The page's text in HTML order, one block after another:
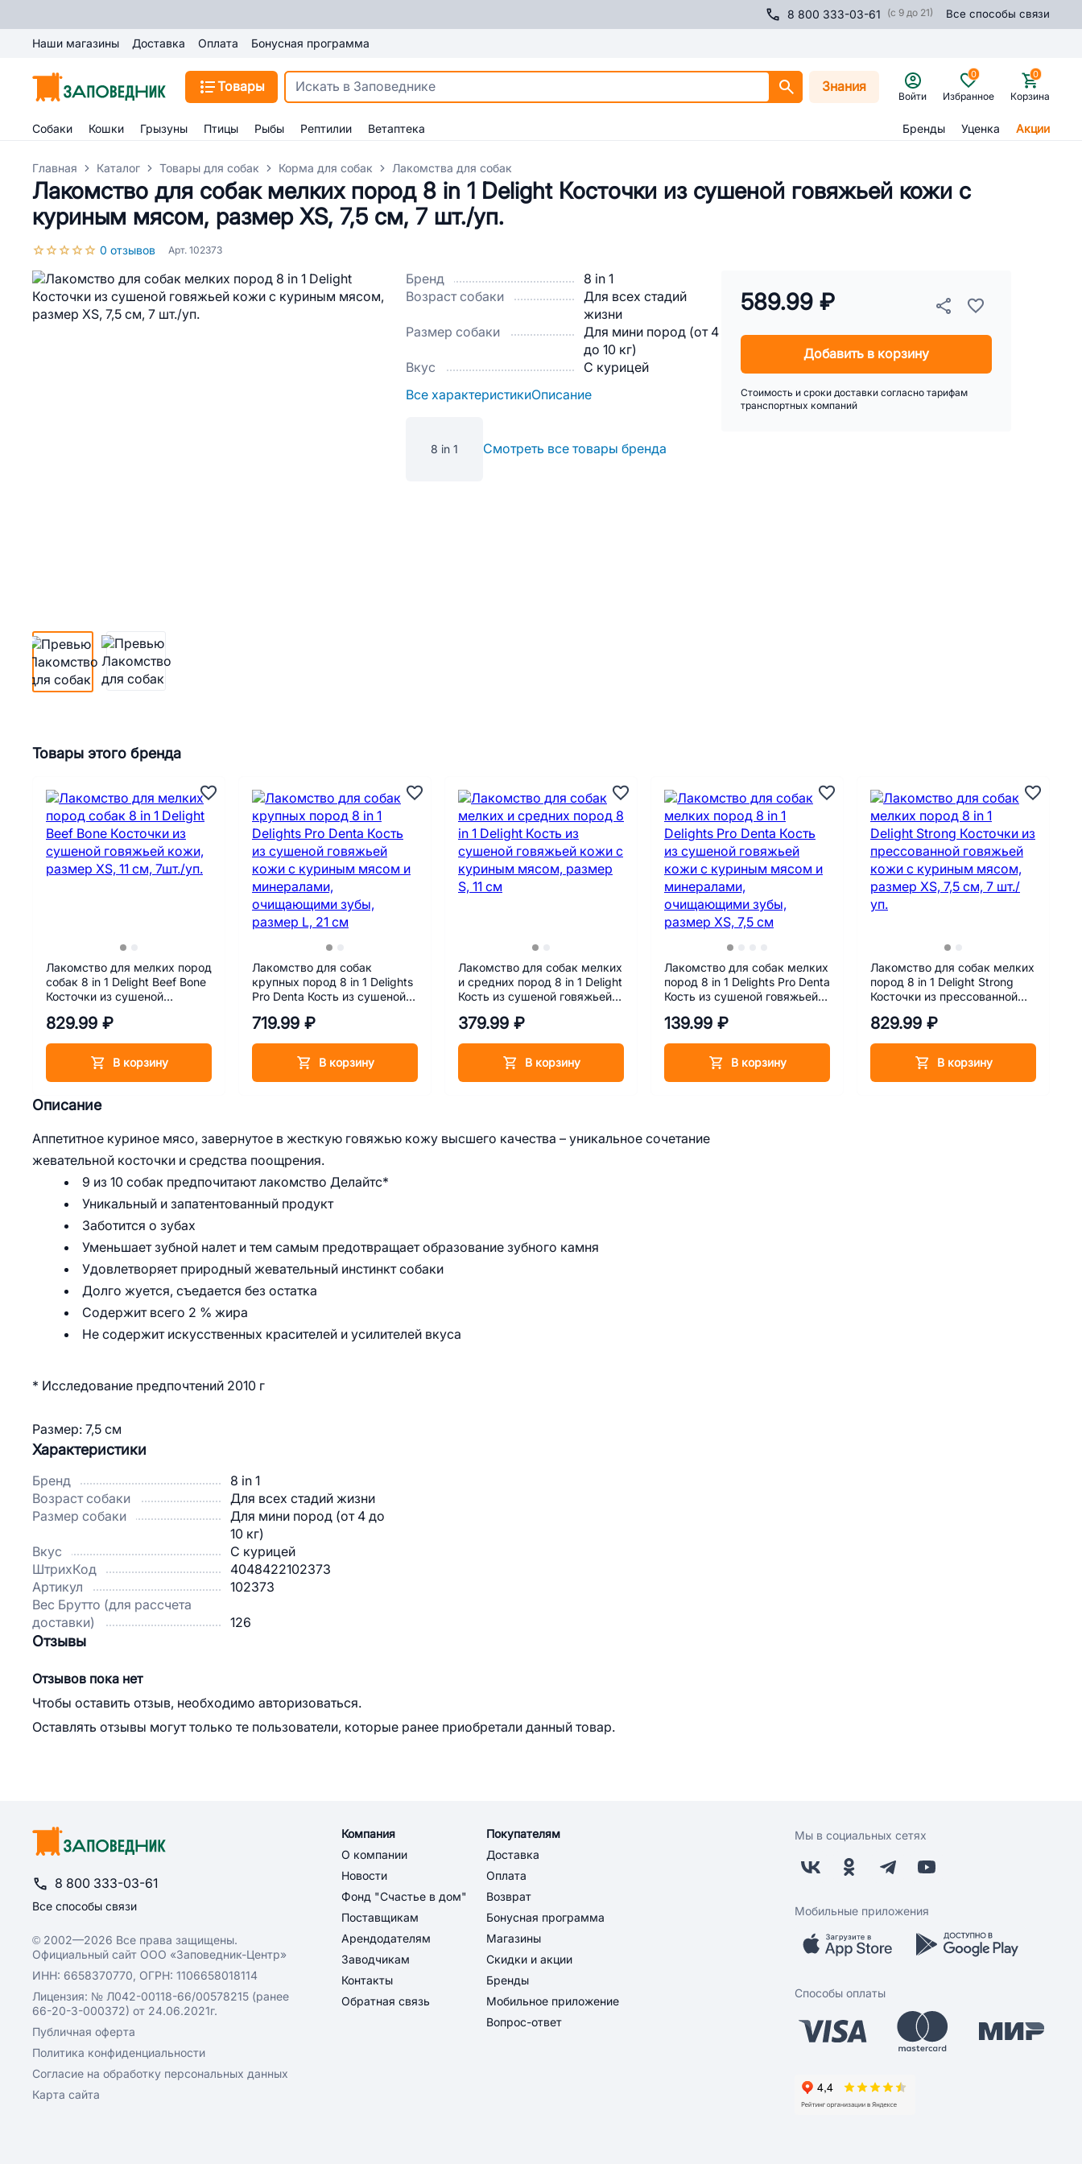
8 800 333-03-61 (с 9 до 21) Все способы связи
Наши магазины Доставка Оплата Бонусная программа
Товары Знания
Войти Избранное
0
Корзина
0
Собаки Кошки Грызуны Птицы Рыбы Рептилии Ветаптека Бренды Уценка Акции
Главная Каталог Товары для собак Корма для собак Лакомства для собак
Лакомство для собак мелких пород 8 in 1 Delight Косточки из сушеной говяжьей кожи с
куриным мясом, размер XS, 7,5 см, 7 шт./уп.
0 отзывов Арт. 102373
Бренд
8 in 1
Возраст собаки
Для всех стадий
жизни
Размер собаки
Для мини пород (от 4
до 10 кг)
Вкус
С курицей
Все характеристикиОписание
8 in 1 Смотреть все товары бренда
589.99 ₽
Добавить в корзину
Стоимость и сроки доставки согласно тарифам
транспортных компаний
Описание
Аппетитное куриное мясо, завернутое в жесткую говяжью кожу высшего качества – уникальное сочетание
жевательной косточки и средства поощрения.
9 из 10 собак предпочитают лакомство Делайтс*
Уникальный и запатентованный продукт
Заботится о зубах
Уменьшает зубной налет и тем самым предотвращает образование зубного камня
Удовлетворяет природный жевательный инстинкт собаки
Долго жуется, съедается без остатка
Содержит всего 2 % жира
Не содержит искусственных красителей и усилителей вкуса
* Исследование предпочтений 2010 г
Размер: 7,5 см
Товары этого бренда
Лакомство для мелких пород
собак 8 in 1 Delight Beef Bone
Косточки из сушеной
11 см, 7шт./уп.
829.99 ₽
В корзину
Лакомство для собак
крупных пород 8 in 1 Delights
Pro Denta Кость из сушеной
мясом и минералами,
719.99 ₽
В корзину
Лакомство для собак мелких
и средних пород 8 in 1 Delight
Кость из сушеной говяжьей
размер S, 11 см
379.99 ₽
В корзину
Лакомство для собак мелких
пород 8 in 1 Delights Pro Denta
Кость из сушеной говяжьей
минералами, очищающими
139.99 ₽
В корзину
Лакомство для собак мелких
пород 8 in 1 Delight Strong
Косточки из прессованной
мясом, размер XS, 7,5 см, 7
829.99 ₽
В корзину
Характеристики
Бренд
8 in 1
Возраст собаки
Для всех стадий жизни
Размер собаки
Для мини пород (от 4 до
10 кг)
Вкус
С курицей
ШтрихКод
4048422102373
Артикул
102373
Вес Брутто (для рассчета
доставки)
126
Отзывы
Отзывов пока нет
Чтобы оставить отзыв, необходимо авторизоваться.
Оставлять отзывы могут только те пользователи, которые ранее приобретали данный товар.
8 800 333-03-61
Все способы связи
© 2002—2026 Все права защищены.
Официальный сайт ООО «Заповедник-Центр»
ИНН: 6658370770, ОГРН: 1106658018114
Лицензия: № Л042-00118-66/00578215 (ранее
66-20-3-000372) от 24.06.2021г.
Публичная оферта
Политика конфиденциальности
Согласие на обработку персональных данных
Карта сайта
Компания
О компании
Новости
Фонд "Счастье в дом"
Поставщикам
Арендодателям
Заводчикам
Контакты
Обратная связь
Покупателям
Доставка
Оплата
Возврат
Бонусная программа
Магазины
Скидки и акции
Бренды
Мобильное приложение
Вопрос-ответ
Мы в социальных сетях
Мобильные приложения
Способы оплаты